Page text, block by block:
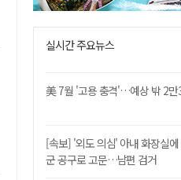
실시간 주요뉴스
美 7월 '고용 충격'…예상 밖 2만
[속보] '외도 의심' 아내 화장실
군 공구로 고문…남편 검거